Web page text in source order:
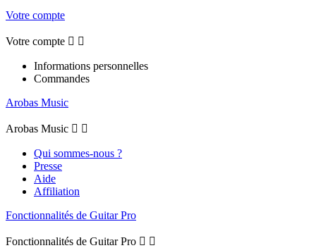
Votre compte
Votre compte  
Informations personnelles
Commandes
Arobas Music
Arobas Music  
Qui sommes-nous ?
Presse
Aide
Affiliation
Fonctionnalités de Guitar Pro
Fonctionnalités de Guitar Pro  